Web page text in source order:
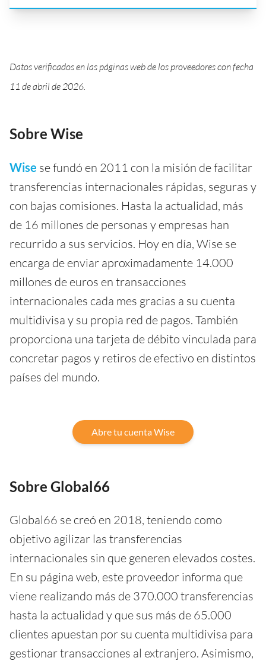
Datos verificados en las páginas web de los proveedores con fecha
11 de abril de 2026.
Sobre Wise
Wise se fundó en 2011 con la misión de facilitar
transferencias internacionales rápidas, seguras y
con bajas comisiones. Hasta la actualidad, más
de 16 millones de personas y empresas han
recurrido a sus servicios. Hoy en día, Wise se
encarga de enviar aproximadamente 14.000
millones de euros en transacciones
internacionales cada mes gracias a su cuenta
multidivisa y su propia red de pagos. También
proporciona una tarjeta de débito vinculada para
concretar pagos y retiros de efectivo en distintos
países del mundo.
Abre tu cuenta Wise
Sobre Global66
Global66 se creó en 2018, teniendo como
objetivo agilizar las transferencias
internacionales sin que generen elevados costes.
En su página web, este proveedor informa que
viene realizando más de 370.000 transferencias
hasta la actualidad y que sus más de 65.000
clientes apuestan por su cuenta multidivisa para
gestionar transacciones al extranjero. Asimismo,